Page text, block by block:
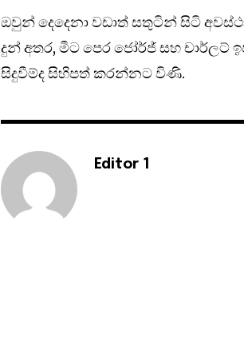
ඔවුන් දෙදෙනා වඩාත් සතුටින් සිටි
දුන් අතර, මීට පෙර ජෝර්ජ් සහ
සිදුවීම්ද සිහිපත් කරන්නට විණි.
Editor 1